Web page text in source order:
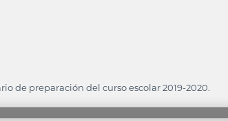
de preparación del curso escolar 2019-2020.